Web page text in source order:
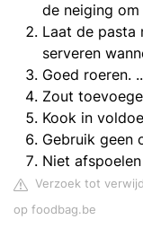
de neiging
Laat de pasta
serveren
Goed roeren.
Zout
Kook in
Gebruik geen
Niet
Verzoek tot
op foodbag.be